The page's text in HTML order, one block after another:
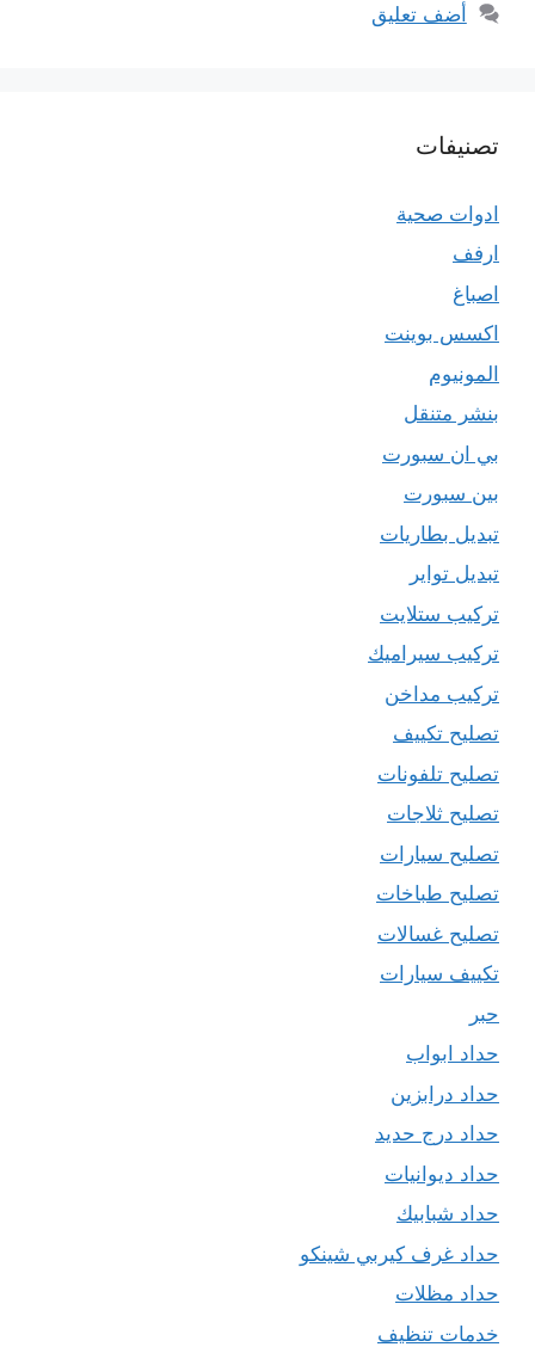
أضف تعليق
تصنيفات
ادوات صحية
ارفف
اصباغ
اكسس بوينت
المونيوم
بنشر متنقل
بي ان سبورت
بين سبورت
تبديل بطاريات
تبديل تواير
تركيب ستلايت
تركيب سيراميك
تركيب مداخن
تصليح تكييف
تصليح تلفونات
تصليح ثلاجات
تصليح سيارات
تصليح طباخات
تصليح غسالات
تكييف سيارات
حبر
حداد ابواب
حداد درابزين
حداد درج حديد
حداد ديوانيات
حداد شبابيك
حداد غرف كيربي شينكو
حداد مظلات
خدمات تنظيف